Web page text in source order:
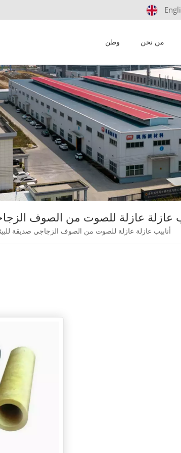
وطن من نحن
عازلة عازلة للصوت من الصوف
أنابيب عازلة عازلة للصوت من الصوف الزجاجي صديقة